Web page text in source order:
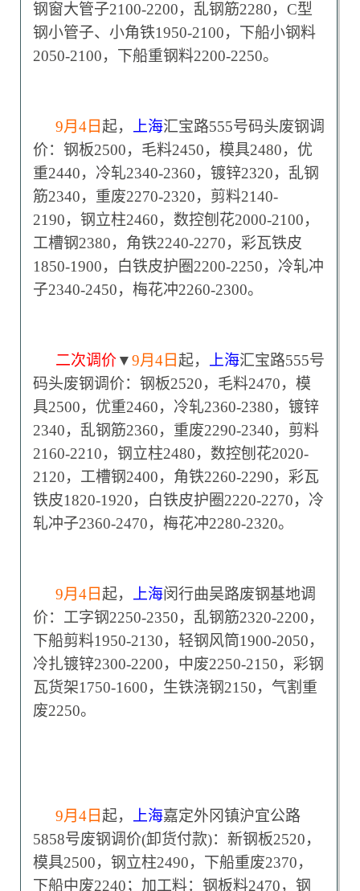
钢窗大管子2100-2200，乱钢筋2280，C型
钢小管子、小角铁1950-2100，下船小钢料
2050-2100，下船重钢料2200-2250。
9月4日 起， 上海汇宝路555号码头废钢调
价：钢板2500，毛料2450，模具2480，优
重2440，冷轧2340-2360，镀锌2320，乱钢
筋2340，重废2270-2320，剪料2140-
2190，钢立柱2460，数控刨花2000-2100，
工槽钢2380，角铁2240-2270，彩瓦铁皮
1850-1900，白铁皮护圈2200-2250，冷轧冲
子2340-2450，梅花冲2260-2300。
二次调价 ▼9月4日 起， 上海汇宝路555号
码头废钢调价：钢板2520，毛料2470，模
具2500，优重2460，冷轧2360-2380，镀锌
2340，乱钢筋2360，重废2290-2340，剪料
2160-2210，钢立柱2480，数控刨花2020-
2120，工槽钢2400，角铁2260-2290，彩瓦
铁皮1820-1920，白铁皮护圈2220-2270，冷
轧冲子2360-2470，梅花冲2280-2320。
9月4日 起， 上海闵行曲吴路废钢基地调
价：工字钢2250-2350，乱钢筋2320-2200，
下船剪料1950-2130，轻钢风筒1900-2050，
冷扎镀锌2300-2200，中废2250-2150，彩钢
瓦货架1750-1600，生铁浇钢2150，气割重
废2250。
9月4日 起， 上海嘉定外冈镇沪宜公路
5858号废钢调价(卸货付款)：新钢板2520，
模具2500，钢立柱2490，下船重废2370，
下船中废2240；加工料：钢板料2470，钢